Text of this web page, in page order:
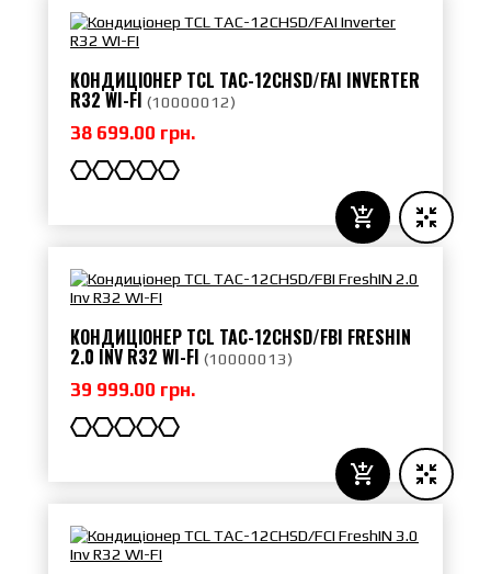
КОНДИЦІОНЕР TCL TAC-12CHSD/FAI INVERTER
R32 WI-FI (10000012)
38 699.00 грн.
КОНДИЦІОНЕР TCL TAC-12CHSD/FBI FRESHIN
2.0 INV R32 WI-FI (10000013)
39 999.00 грн.